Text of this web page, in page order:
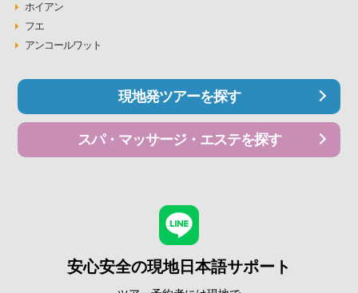
ホイアン
フエ
アンコールワット
現地発ツアーを探す
スパ・マッサージ・エステを探す
安心安全の現地日本語サポート